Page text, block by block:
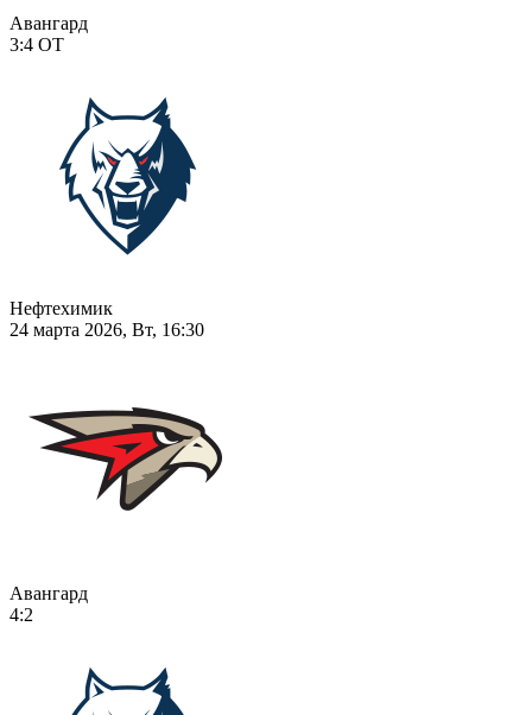
Авангард
3:4 ОТ
Нефтехимик
24 марта 2026, Вт, 16:30
Авангард
4:2